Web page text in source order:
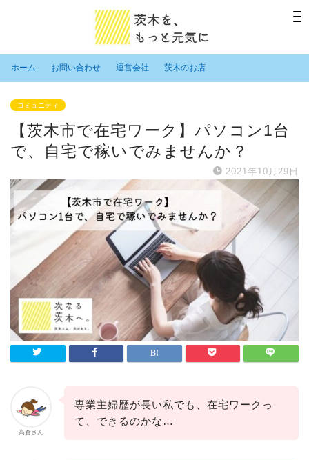
ホーム お問い合わせ 運営会社 茨木のお店
コミュニティ
【茨木市で在宅ワーク】パソコン1台
で、自宅で稼いでみませんか？
2021年10月29日
高倉さん
専業主婦歴が長い私でも、在宅ワークっ
て、できるのかな…